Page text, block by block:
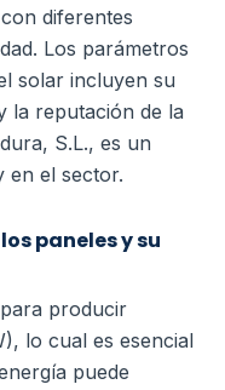
diferentes
Los parámetros
solar incluyen su
la reputación de la
S.L., es un
en el sector.
paneles y su
producir
lo cual es esencial
puede